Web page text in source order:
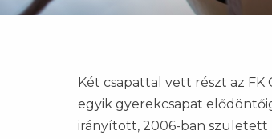
Két csapattal vett részt az FK
egyik gyerekcsapat
irányított, 2006-ban született